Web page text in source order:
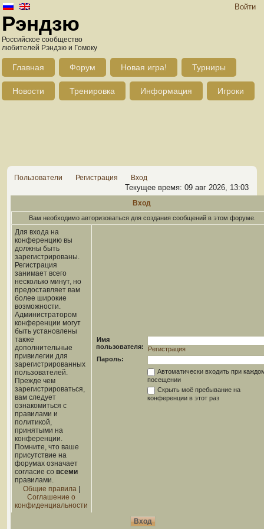
Войти
Рэндзю
Российское сообщество
любителей Рэндзю и Гомоку
Главная Форум Новая игра! Турниры
Новости Тренировка Информация Игроки
Пользователи Регистрация Вход
Текущее время: 09 авг 2026, 13:03
Вход
Вам необходимо авторизоваться для создания сообщений в этом форуме.
Для входа на
конференцию вы
должны быть
зарегистрированы.
Регистрация
занимает всего
несколько минут, но
предоставляет вам
более широкие
возможности.
Администратором
конференции могут
быть установлены
также
дополнительные
привилегии для
зарегистрированных
пользователей.
Прежде чем
зарегистрироваться,
вам следует
ознакомиться с
правилами и
политикой,
принятыми на
конференции.
Помните, что ваше
присутствие на
форумах означает
согласие со всеми
правилами.
Общие правила|
Соглашение о
конфиденциальности
Имя
пользователя:
Регистрация
Пароль:
Автоматически входить при
посещении
Скрыть моё пребывание на
конференции в этот раз